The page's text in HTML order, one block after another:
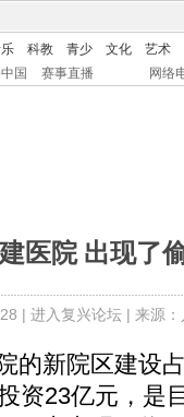
科教 青少 文化
艺术
国 赛事直播 网络
医院 出现了
| 进入复兴论坛| 来源
新院区建设
资23亿元，是